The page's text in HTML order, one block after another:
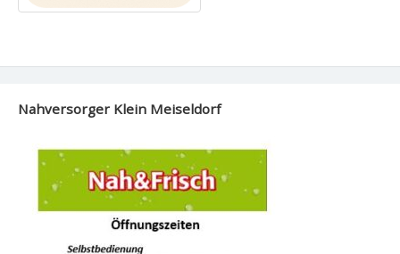
Nahversorger Klein Meiseldorf